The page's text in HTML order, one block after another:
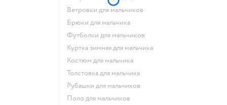
Ветровки для мальчиков
Брюки для мальчика
Футболки для мальчиков
Куртка зимняя для мальчика
Костюм для мальчика
Толстовка для мальчика
Рубашки для мальчиков
Поло для мальчиков